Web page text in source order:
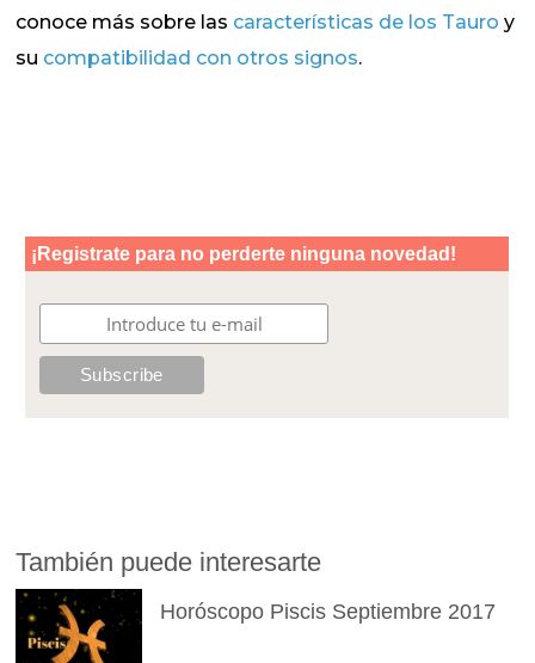
conoce más sobre las características de los Tauro y
su compatibilidad con otros signos.
También puede interesarte
Horóscopo Piscis Septiembre 2017